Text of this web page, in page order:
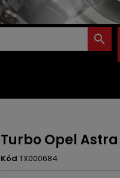

Turbo Opel Astra
Kód TX000684